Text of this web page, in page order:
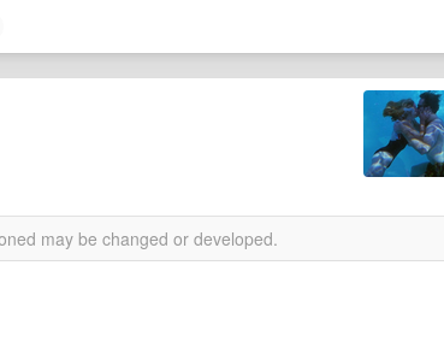
may be changed or developed.